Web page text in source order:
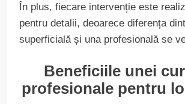
În plus, fiecare intervenție este
pentru detalii, deoarece diferența
superficială și una profesională se
Beneficiile unei
profesionale pentru